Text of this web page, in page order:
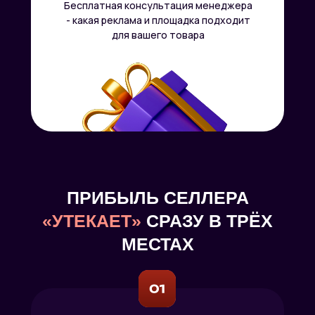
Бесплатная консультация менеджера
- какая реклама и площадка подходит
для вашего товара
ПРИБЫЛЬ СЕЛЛЕРА
«УТЕКАЕТ» СРАЗУ В ТРЁХ
МЕСТАХ